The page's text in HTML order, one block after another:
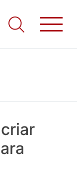
Onde as notícias
Saúde!